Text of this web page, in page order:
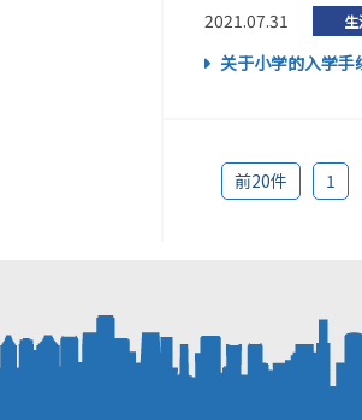
2021.07.31
关于小学的入学手
前20件 1